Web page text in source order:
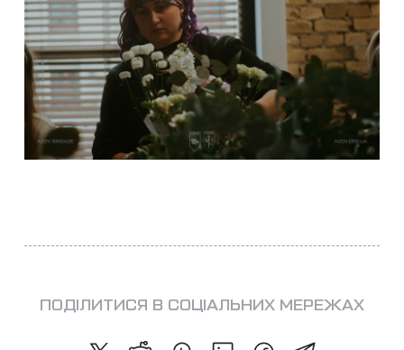
ПОДІЛИТИСЯ В СОЦІАЛЬНИХ МЕРЕЖАХ